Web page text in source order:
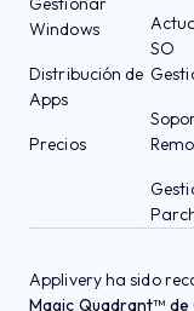
Windows
Distribución de
Apps
Precios
SO
Applivery ha sido
Magic Quadrant™